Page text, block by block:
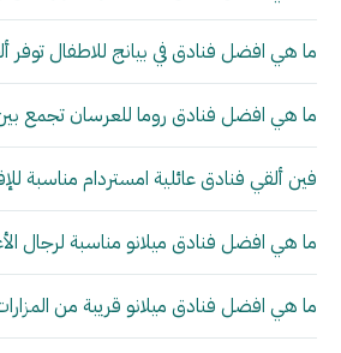
ما هي افضل فنادق في بيانج للاطفال توفر
ما هي افضل فنادق روما للعرسان تجمع
فين ألقي فنادق عائلية امستردام مناسبة
ما هي افضل فنادق ميلانو مناسبة لرجال
ما هي افضل فنادق ميلانو قريبة من